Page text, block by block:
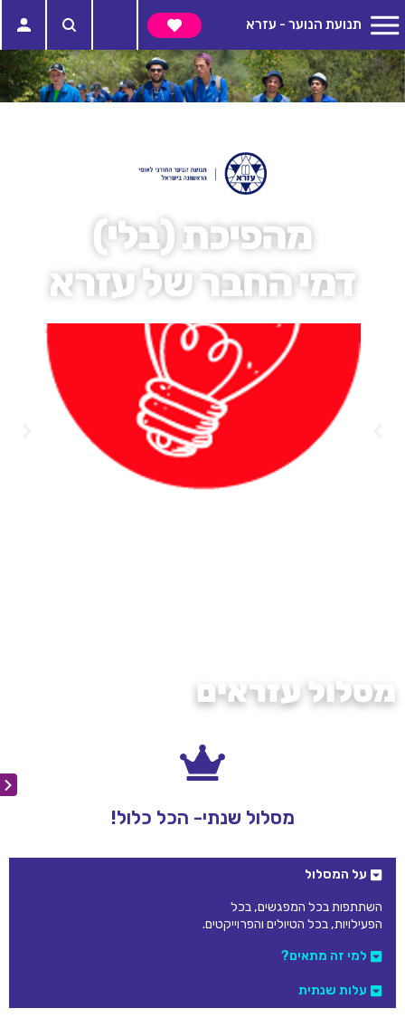
תנועת הנוער - עזרא
מהפיכת (בלי)
דמי החבר של עזרא
מסלול עזראים
מסלול שנתי- הכל כלול!
כל הפעולות, כל הטיולים.
לעזראים שיודעים.
על המסלול
השתתפות בכל המפגשים, בכל
הפעילויות, בכל הטיולים והפרוייקטים.
למי זה מתאים?
עלות שנתית